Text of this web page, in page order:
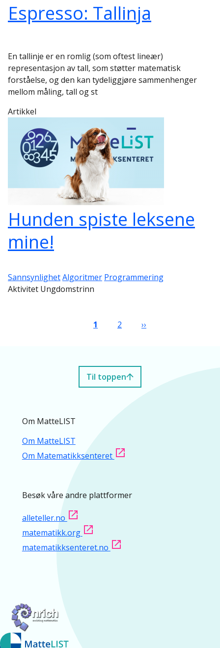
Espresso: Tallinja
En tallinje er en romlig (som oftest lineær)
representasjon av tall, som støtter matematisk
forståelse, og den kan tydeliggjøre sammenhenger
mellom måling, tall og st
Artikkel
Hunden spiste leksene
mine!
SannsynlighetAlgoritmer Programmering
Aktivitet Ungdomstrinn
Nåværende side
1 Side
2 Neste side
››
Til toppen
Om MatteLIST
Om MatteLIST
Om Matematikksenteret
Besøk våre andre plattformer
alleteller.no
matematikk.org
matematikksenteret.no